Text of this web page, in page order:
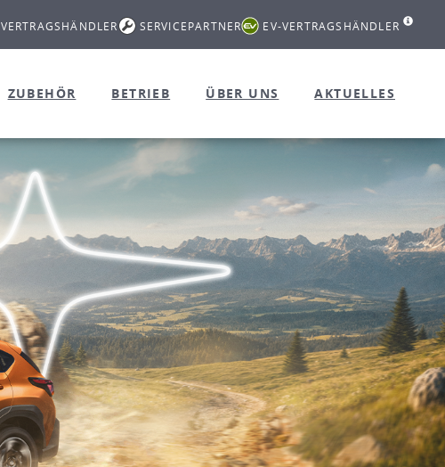
VERTRAGSHÄNDLER SERVICEPARTNER EV-VERTRAGSHÄNDLER
ZUBEHÖR BETRIEB ÜBER UNS AKTUELLES
Mach deinen Weg zum
vollelektrisch und zu Top-Konditionen
MEHR ERFAHREN